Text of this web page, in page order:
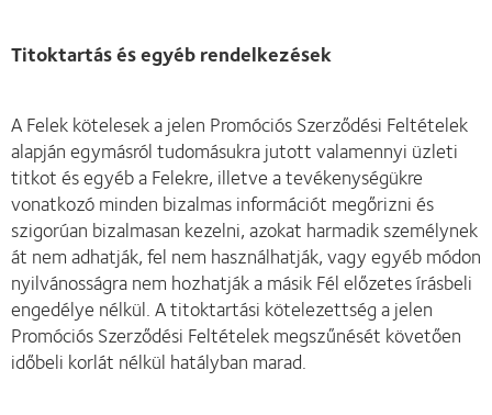
Titoktartás és egyéb rendelkezések
A Felek kötelesek a jelen Promóciós Szerződési Feltételek
alapján egymásról tudomásukra jutott valamennyi üzleti
titkot és egyéb a Felekre, illetve a tevékenységükre
vonatkozó minden bizalmas információt megőrizni és
szigorúan bizalmasan kezelni, azokat harmadik személynek
át nem adhatják, fel nem használhatják, vagy egyéb módon
nyilvánosságra nem hozhatják a másik Fél előzetes írásbeli
engedélye nélkül. A titoktartási kötelezettség a jelen
Promóciós Szerződési Feltételek megszűnését követően
időbeli korlát nélkül hatályban marad.